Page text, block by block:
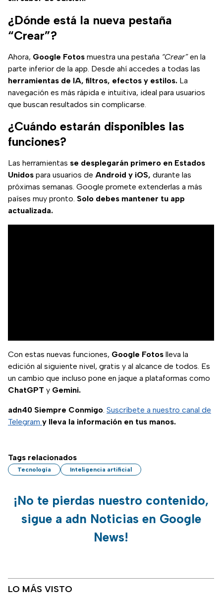
¿Dónde está la nueva pestaña
“Crear”?
Ahora, Google Fotos muestra una pestaña “Crear”en la
parte inferior de la app. Desde ahí accedes a todas las
herramientas de IA, filtros, efectos y estilos. La
navegación es más rápida e intuitiva, ideal para usuarios
que buscan resultados sin complicarse.
¿Cuándo estarán disponibles las
funciones?
Las herramientas se desplegarán primero en Estados
Unidos para usuarios de Android y iOS, durante las
próximas semanas. Google promete extenderlas a más
países muy pronto. Solo debes mantener tu app
actualizada.
Con estas nuevas funciones, Google Fotos lleva la
edición al siguiente nivel, gratis y al alcance de todos. Es
un cambio que incluso pone en jaque a plataformas como
ChatGPT y Gemini.
adn40 Siempre Conmigo. Suscríbete a nuestro canal de
Telegram y lleva la información en tus manos.
Tags relacionados
Tecnología Inteligencia artificial
¡No te pierdas nuestro contenido,
sigue a adn Noticias en Google
News!
LO MÁS VISTO